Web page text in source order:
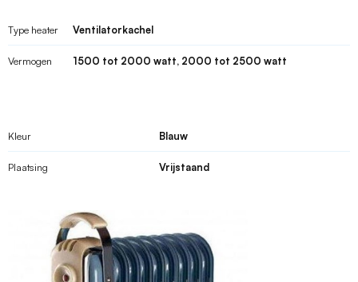
Type heater Ventilatorkachel
Vermogen 1500 tot 2000 watt, 2000 tot 2500 watt
Kleur Blauw
Plaatsing Vrijstaand